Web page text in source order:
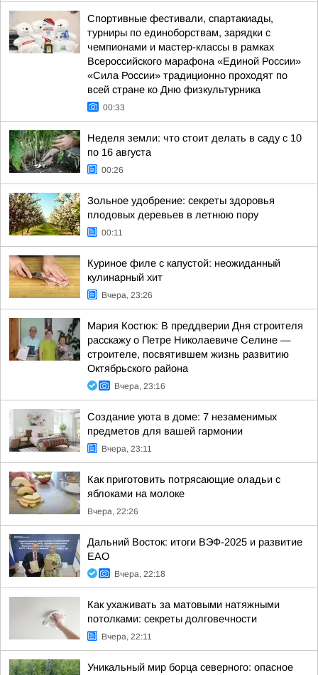
Спортивные фестивали, спартакиады,
турниры по единоборствам, зарядки с
чемпионами и мастер-классы в рамках
Всероссийского марафона «Единой России»
«Сила России» традиционно проходят по
всей стране ко Дню физкультурника
00:33
Неделя земли: что стоит делать в саду с 10
по 16 августа
00:26
Зольное удобрение: секреты здоровья
плодовых деревьев в летнюю пору
00:11
Куриное филе с капустой: неожиданный
кулинарный хит
Вчера, 23:26
Мария Костюк: В преддверии Дня строителя
расскажу о Петре Николаевиче Селине —
строителе, посвятившем жизнь развитию
Октябрьского района
Вчера, 23:16
Создание уюта в доме: 7 незаменимых
предметов для вашей гармонии
Вчера, 23:11
Как приготовить потрясающие оладьи с
яблоками на молоке
Вчера, 22:26
Дальний Восток: итоги ВЭФ-2025 и развитие
ЕАО
Вчера, 22:18
Как ухаживать за матовыми натяжными
потолками: секреты долговечности
Вчера, 22:11
Уникальный мир борца северного: опасное